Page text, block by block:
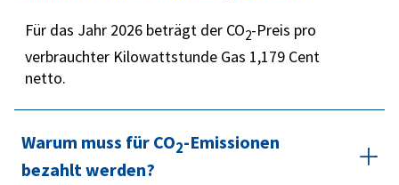
Für das Jahr 2026 beträgt der CO2-Preis pro
verbrauchter Kilowattstunde Gas 1,179 Cent
netto.
Warum muss für CO2-Emissionen
bezahlt werden?